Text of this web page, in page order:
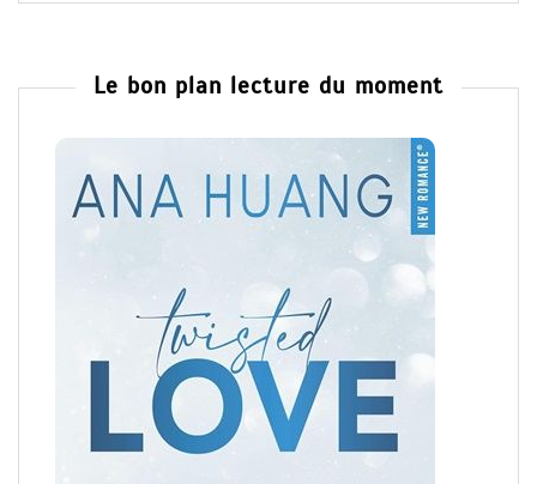
Le bon plan lecture du moment